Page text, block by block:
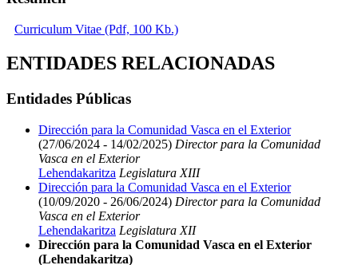
Curriculum Vitae (Pdf, 100 Kb.)
ENTIDADES RELACIONADAS
Entidades Públicas
Dirección para la Comunidad Vasca en el Exterior
(27/06/2024 - 14/02/2025) Director para la Comunidad
Vasca en el Exterior
Lehendakaritza Legislatura XIII
Dirección para la Comunidad Vasca en el Exterior
(10/09/2020 - 26/06/2024) Director para la Comunidad
Vasca en el Exterior
Lehendakaritza Legislatura XII
Dirección para la Comunidad Vasca en el Exterior
(Lehendakaritza)